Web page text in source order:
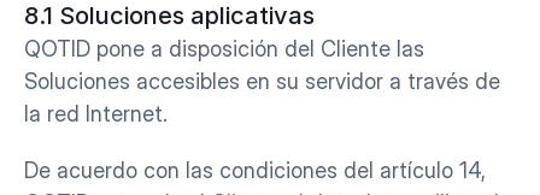
8.1 Soluciones aplicativas
QOTID pone a disposición del Cliente las
Soluciones accesibles en su servidor a través de
la red Internet.
De acuerdo con las condiciones del artículo 14,